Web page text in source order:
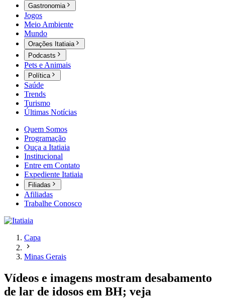
Gastronomia
Jogos
Meio Ambiente
Mundo
Orações Itatiaia
Podcasts
Pets e Animais
Política
Saúde
Trends
Turismo
Últimas Notícias
Quem Somos
Programação
Ouça a Itatiaia
Institucional
Entre em Contato
Expediente Itatiaia
Filiadas
Afiliadas
Trabalhe Conosco
Capa
Minas Gerais
Vídeos e imagens mostram desabamento
de lar de idosos em BH; veja